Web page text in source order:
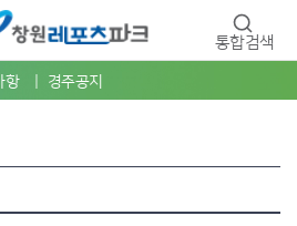
통합검색
항 경주공지